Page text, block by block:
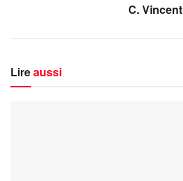
C. Vincent
Lireaussi